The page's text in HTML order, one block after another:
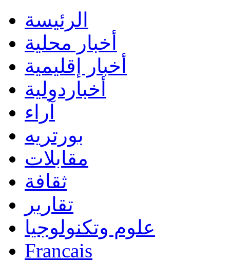
الرئيسة
أخبار محلية
أخبار إقليمية
أخباردولية
آراء
بورتريه
مقابلات
ثقافة
تقارير
علوم وتكنولوجيا
Francais